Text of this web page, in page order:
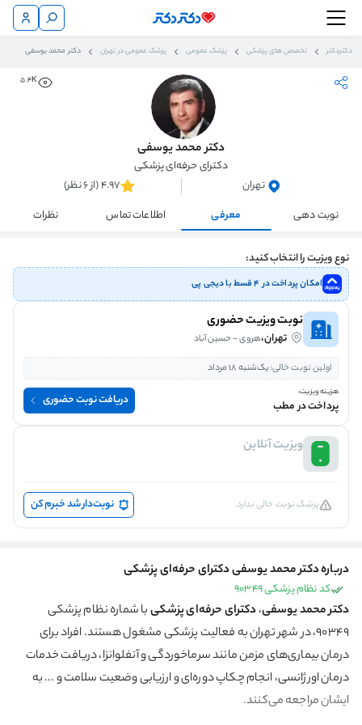
دکتردکتر تخصص های پزشکی پزشک عمومی پزشک عمومی در تهران دکتر محمد یوسفی
5.4K
دکتر محمد یوسفی
دکترای حرفه‌ای پزشکی
تهران
4.97 (از 6 نظر)
نوبت دهی
معرفی اطلاعات تماس نظرات
نوع ویزیت را انتخاب کنید:
امکان پرداخت در ۴ قسط با دیجی پی
نوبت ویزیت حضوری
تهران،هروی - حسین آباد
اولین نوبت خالی:یک‌شنبه 18 مرداد
هزینه ویزیت:
پرداخت در مطب دریافت نوبت حضوری
ویزیت آنلاین
پزشک نوبت خالی ندارد. نوبت‌دار شد خبرم کن
درباره دکتر محمد یوسفی دکترای حرفه‌ای پزشکی
کد نظام پزشکی 90349
دکتر محمد یوسفی،دکترای حرفه‌ای پزشکیبا شماره نظام پزشکی
90349، در شهر تهران به فعالیت پزشکی مشغول هستند. افراد برای
درمان بیماری‌های مزمن مانند سرماخوردگی و آنفلوانزا، دریافت خدمات
درمان اورژانسی، انجام چکاپ دوره‌ای و ارزیابی وضعیت سلامت و ... به
ایشان مراجعه می‌کنند.